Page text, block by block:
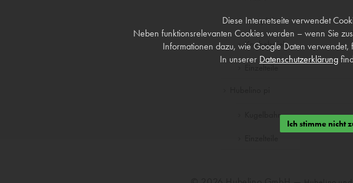
Lernspiele
Knobelspiele
Kugelbahn
Diese Internetseite verwendet
Neben funktionsrelevanten Cookies werden – wenn Sie
Informationen dazu, wie Google Daten verwendet,
In unserer Datenschutzerklärung
Ich stimme nicht